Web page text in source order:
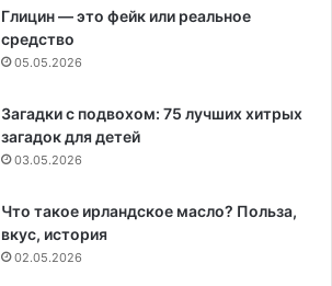
Глицин — это фейк или реальное
средство
05.05.2026
Загадки с подвохом: 75 лучших хитрых
загадок для детей
03.05.2026
Что такое ирландское масло? Польза,
вкус, история
02.05.2026